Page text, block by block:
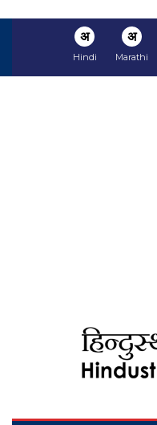
अ
Hindi
अ
Marathi